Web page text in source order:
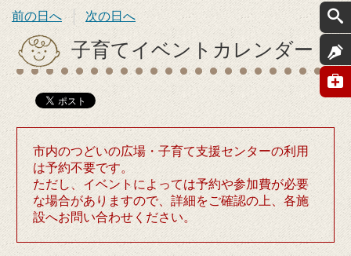
子育てイベントカレンダー
市内のつどいの広場・子育て支援センターの利用
は予約不要です。
ただし、イベントによっては予約や参加費が必要
な場合がありますので、詳細をご確認の上、各施
設へお問い合わせください。
前の日へ 次の日へ